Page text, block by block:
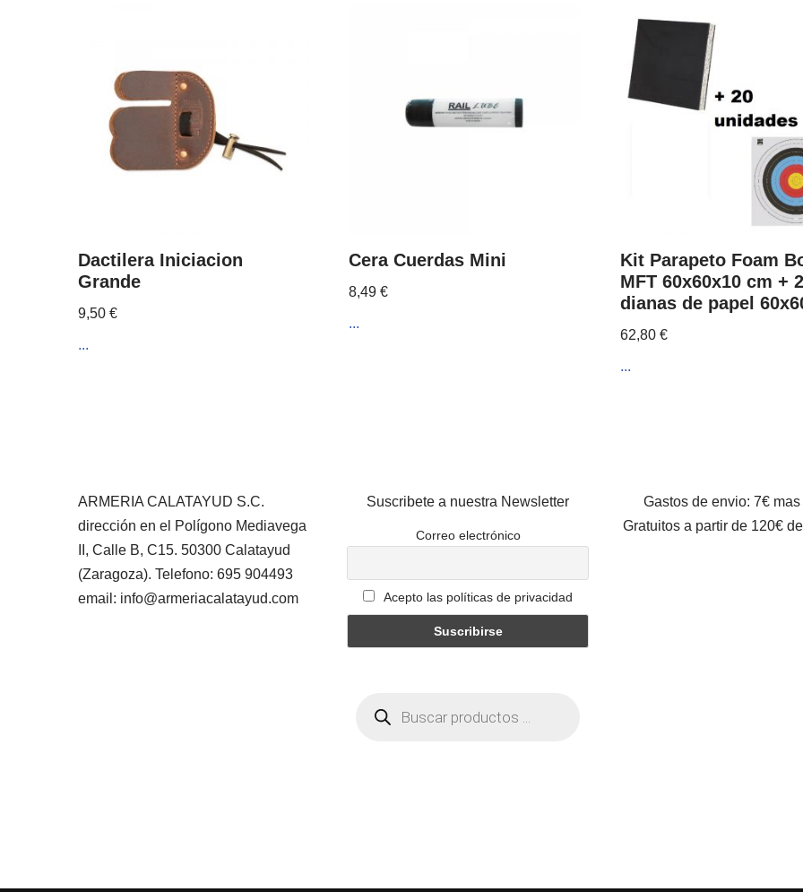
Dactilera Iniciacion
Grande
9,50 €
...
Cera Cuerdas Mini
8,49€
...
Kit Parapeto Foam
MFT 60x60x10 cm +
dianas de papel
62,80 €
...
ARMERIA CALATAYUD S.C.
dirección en el Polígono Mediavega
II, Calle B, C15. 50300 Calatayud
(Zaragoza). Telefono: 695 904493
email: info@armeriacalatayud.com
Suscribete a nuestra Newsletter
Correo electrónico
Acepto las políticas de privacidad
Gastos de envio: 7€ mas
Gratuitos a partir de 120€